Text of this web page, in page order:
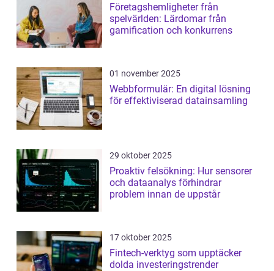
Företagshemligheter från
spelvärlden: Lärdomar från
gamification och konkurrens
01 november 2025
Webbformulär: En digital lösning
för effektiviserad datainsamling
29 oktober 2025
Proaktiv felsökning: Hur sensorer
och dataanalys förhindrar
problem innan de uppstår
17 oktober 2025
Fintech-verktyg som upptäcker
dolda investeringstrender